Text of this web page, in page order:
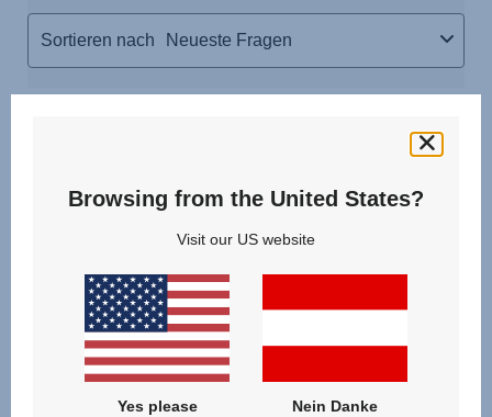
Browsing from the United States?
Visit our US website
Yes please Nein Danke